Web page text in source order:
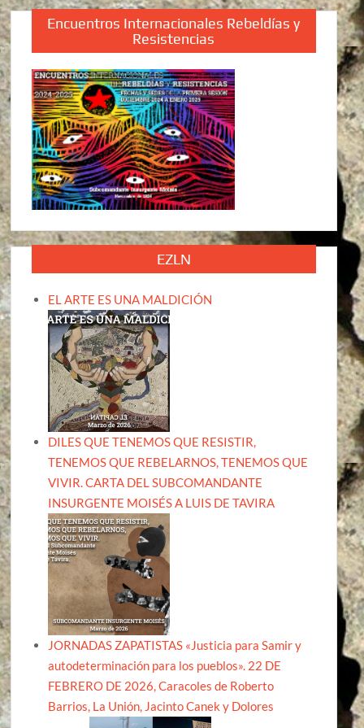
Encuentros Internacionales Rebeldías y
Resistencias
EZLN
EL ARTE ES UNA MALDICIÓN
DILES QUE TENEMOS QUE RESISTIR,
TENEMOS QUE REBELARNOS, TENEMOS QUE
VIVIR. CARTA DEL SUBCOMANDANTE
INSURGENTE MOISÉS A LUIS DE TAVIRA
JORNADAS ZAPATISTAS «Justicia para Samir y
autodeterminación para los pueblos». 22 DE
FEBRERO DE 2026, Caracoles de Roberto
Barrios, La Unión, Jacinto Canek y Dolores